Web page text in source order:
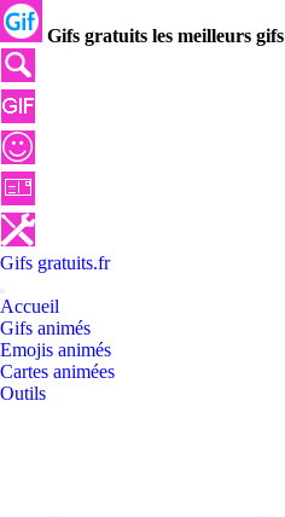
Gifs gratuits les meilleurs gifs
Gifs gratuits.fr
Accueil
Gifs animés
Emojis animés
Cartes animées
Outils